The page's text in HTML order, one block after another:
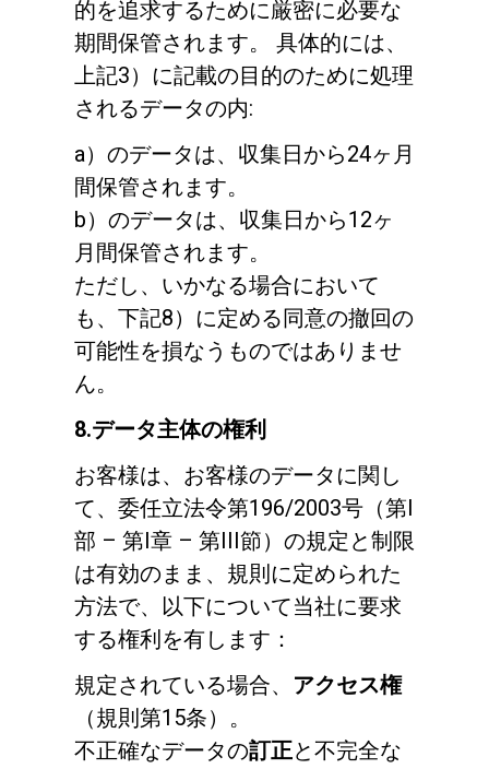
的を追求するために厳密に必要な
期間保管されます。 具体的には、
上記3）に記載の目的のために処理
されるデータの内:
a）のデータは、収集日から24ヶ月
間保管されます。
b）のデータは、収集日から12ヶ
月間保管されます。
ただし、いかなる場合において
も、下記8）に定める同意の撤回の
可能性を損なうものではありませ
ん。
8.データ主体の権利
お客様は、お客様のデータに関し
て、委任立法令第196/2003号（第I
部 – 第I章 – 第III節）の規定と制限
は有効のまま、規則に定められた
方法で、以下について当社に要求
する権利を有します：
規定されている場合、 アクセス権
（規則第15条）。
不正確なデータの訂正と不完全な
すべて
製品情報
ニュース
ダウンロード
もっと見る